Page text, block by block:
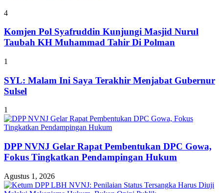
4
Komjen Pol Syafruddin Kunjungi Masjid Nurul
Taubah KH Muhammad Tahir Di Polman
1
SYL: Malam Ini Saya Terakhir Menjabat Gubernur
Sulsel
1
DPP NVNJ Gelar Rapat Pembentukan DPC Gowa,
Fokus Tingkatkan Pendampingan Hukum
Agustus 1, 2026